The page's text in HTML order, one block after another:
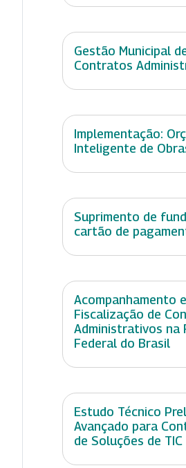
Gestão Municipal
Contratos
Implementação:
Inteligente de
Suprimento de
cartão de
Acompanhamento e
Fiscalização de
Administrativos na
Federal do Brasil
Estudo Técnico
Avançado para
de Soluções de TIC